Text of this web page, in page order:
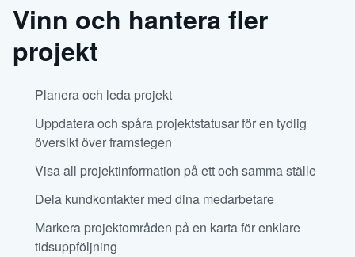
Vinn och hantera fler
projekt
Planera och leda projekt
Uppdatera och spåra projektstatusar för en tydlig
översikt över framstegen
Visa all projektinformation på ett och samma ställe
Dela kundkontakter med dina medarbetare
Markera projektområden på en karta för enklare
tidsuppföljning